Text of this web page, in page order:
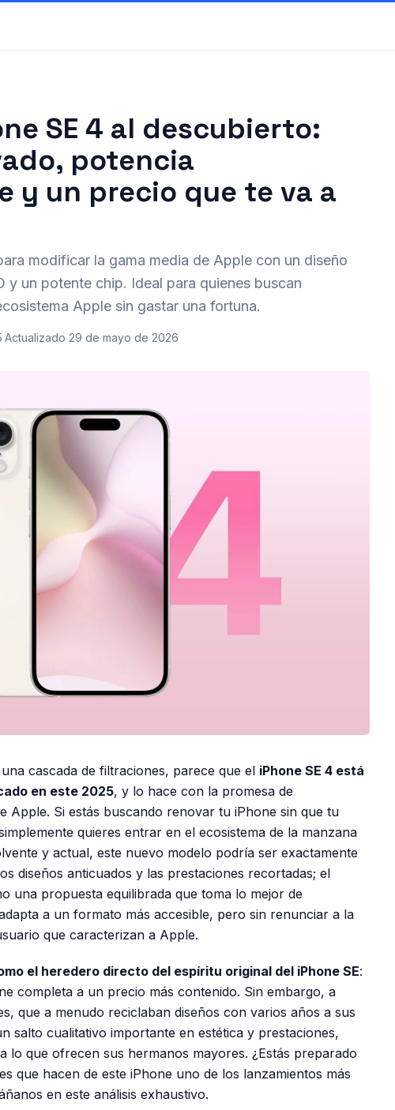
SE 4 al descubierto:
potencia
y un precio que te va a
modificar la gama media de Apple con un diseño
y un potente chip. Ideal para quienes buscan
Apple sin gastar una fortuna.
·Actualizado 29 de mayo de 2026
cascada de filtraciones, parece que el iPhone SE 4 está
en este 2025, y lo hace con la promesa de
Apple. Si estás buscando renovar tu iPhone sin que tu
quieres entrar en el ecosistema de la manzana
y actual, este nuevo modelo podría ser exactamente
diseños anticuados y las prestaciones recortadas; el
una propuesta equilibrada que toma lo mejor de
a un formato más accesible, pero sin renunciar a la
que caracterizan a Apple.
el heredero directo del espíritu original del iPhone SE:
completa a un precio más contenido. Sin embargo, a
que a menudo reciclaban diseños con varios años a sus
salto cualitativo importante en estética y prestaciones,
lo que ofrecen sus hermanos mayores. ¿Estás preparado
que hacen de este iPhone uno de los lanzamientos más
en este análisis exhaustivo.